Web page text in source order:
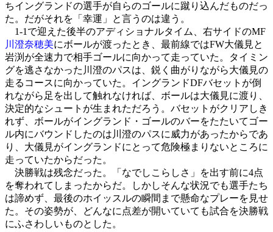
ちイングランドの選手が自らのゴールに蹴り込んだものだっ
た。だがそれを「幸運」と言うのは違う。
1-1で迎えた後半のアディショナルタイム、右サイドのMF
川澄奈穂美にボールが渡ったとき、最前線ではFW大儀見と
岩渕が全速力で相手ゴールに向かって走っていた。タイミン
グを逃さなかった川澄のパスは、鋭く曲がりながら大儀見の
走るコースに向かっていた。イングランドDFバセットが倒
れながら足を出して触れなければ、ボールは大儀見に渡り、
決定的なシュートが生まれただろう。バセットがクリアしき
れず、ボールがイングランド・ゴールのバーをたたいてゴー
ル内にバウンドしたのは川澄のパスに威力があったからであ
り、大儀見がイングランドにとって危険極まりないところに
走っていたからだった。
決勝戦は残念だった。「なでしこらしさ」を出す前に4点
を奪われてしまったからだ。しかしそんな状況でも選手たち
は諦めず、最後のホイッスルの瞬間まで懸命なプレーを見せ
た。その姿勢が、どんなに点差が開いていても試合を決勝戦
にふさわしいものとした。